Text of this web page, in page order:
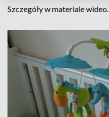
Szczegóły w materiale wideo.